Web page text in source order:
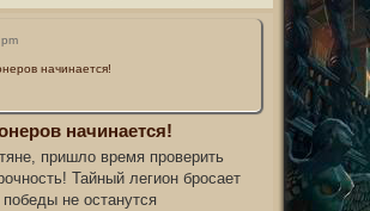
начинается!
начинается!
пришло время проверить
Тайный легион бросает
не останутся